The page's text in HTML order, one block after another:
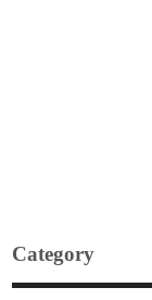
Category